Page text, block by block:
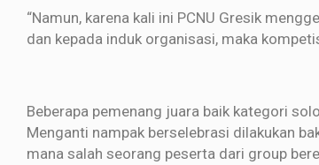
“Namun, karena kali ini PCNU Gresik
dan kepada induk organisasi, maka
Beberapa pemenang juara baik kategori
Menganti nampak berselebrasi dilakukan
mana salah seorang peserta dari group